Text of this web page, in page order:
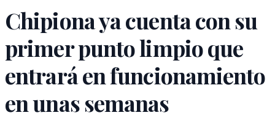
Chipiona ya cuenta con su
primer punto limpio que
entrará en funcionamiento
en unas semanas